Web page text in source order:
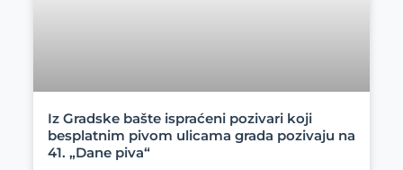
Iz Gradske bašte ispraćeni pozivari koji
besplatnim pivom ulicama grada pozivaju na
41. „Dane piva“